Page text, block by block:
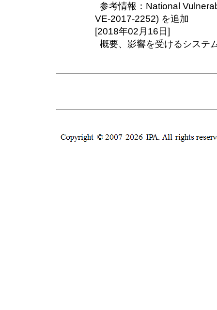
参考情報：National
VE-2017-2252) を追加
[2018年02月16日]
概要、影響を受けるシステ